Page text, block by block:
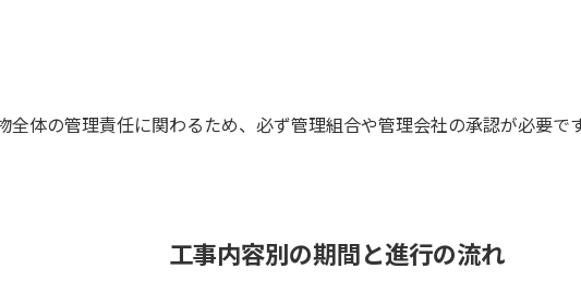
全体の管理責任に関わるため、必ず管理組合や管理会社の承認が必要で
工事内容別の期間と進行の流れ